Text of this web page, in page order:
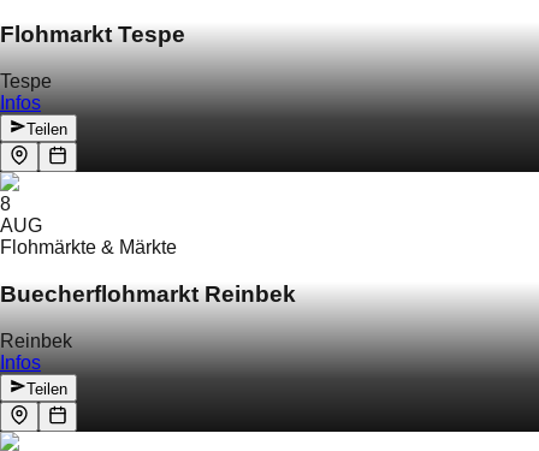
Flohmarkt Tespe
Tespe
Infos
Teilen
8
AUG
Flohmärkte & Märkte
Buecherflohmarkt Reinbek
Reinbek
Infos
Teilen